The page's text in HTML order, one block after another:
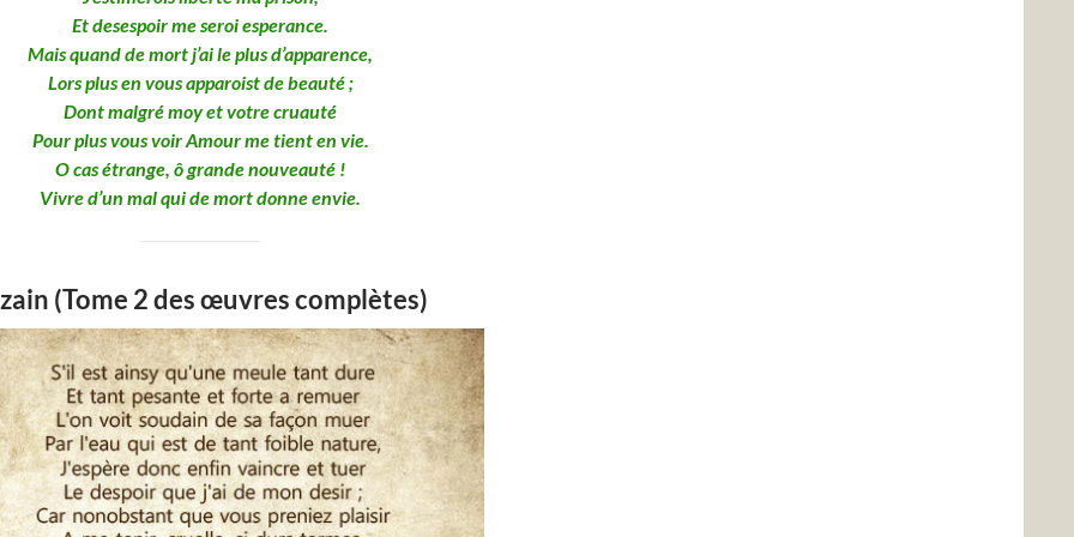
Et desespoir me seroi esperance.
Mais quand de mort j’ai le plus d’apparence,
Lors plus en vous apparoist de beauté ;
Dont malgré moy et votre cruauté
Pour plus vous voir Amour me tient en vie.
O cas étrange, ô grande nouveauté !
Vivre d’un mal qui de mort donne envie.
(Tome 2 des œuvres complètes)